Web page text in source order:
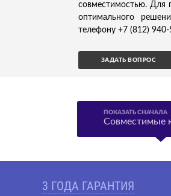
совместимостью. Для
оптимального
телефону +7 (812) 940-
ЗАДАТЬ ВОПРОС
ПОКАЗАТЬ СНАЧАЛА
Совместимые
3 ГОДА ГАРАНТИЯ